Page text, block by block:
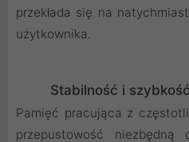
przekłada się na
użytkownika.
Stabilność i
Pamięć pracująca z
przepustowość niezbędną